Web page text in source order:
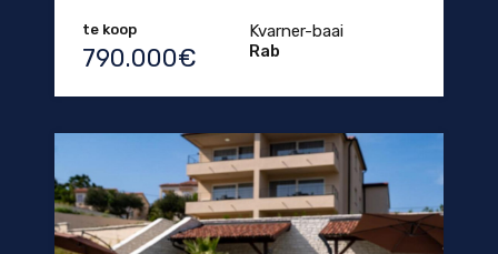
te koop
790.000€
Kvarner-baai
Rab